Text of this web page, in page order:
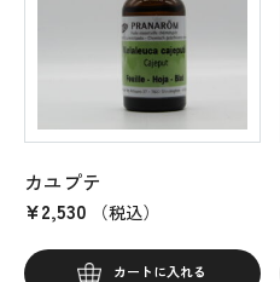
カユプテ
¥2,530 （税込）
カートに入れる